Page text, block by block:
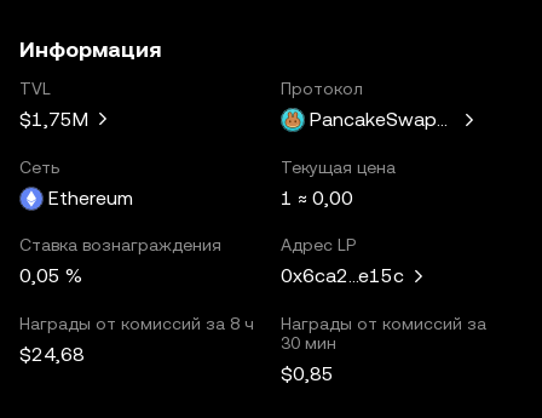
Информация
TVL
$1,75M
Протокол
PancakeSwapV3
Сеть
Ethereum
Текущая цена
1 ≈ 0,00
Ставка вознаграждения
0,05 %
Адрес LP
0x6ca2...e15c
Награды от комиссий за 8 ч
$24,68
Награды от комиссий за
30 мин
$0,85